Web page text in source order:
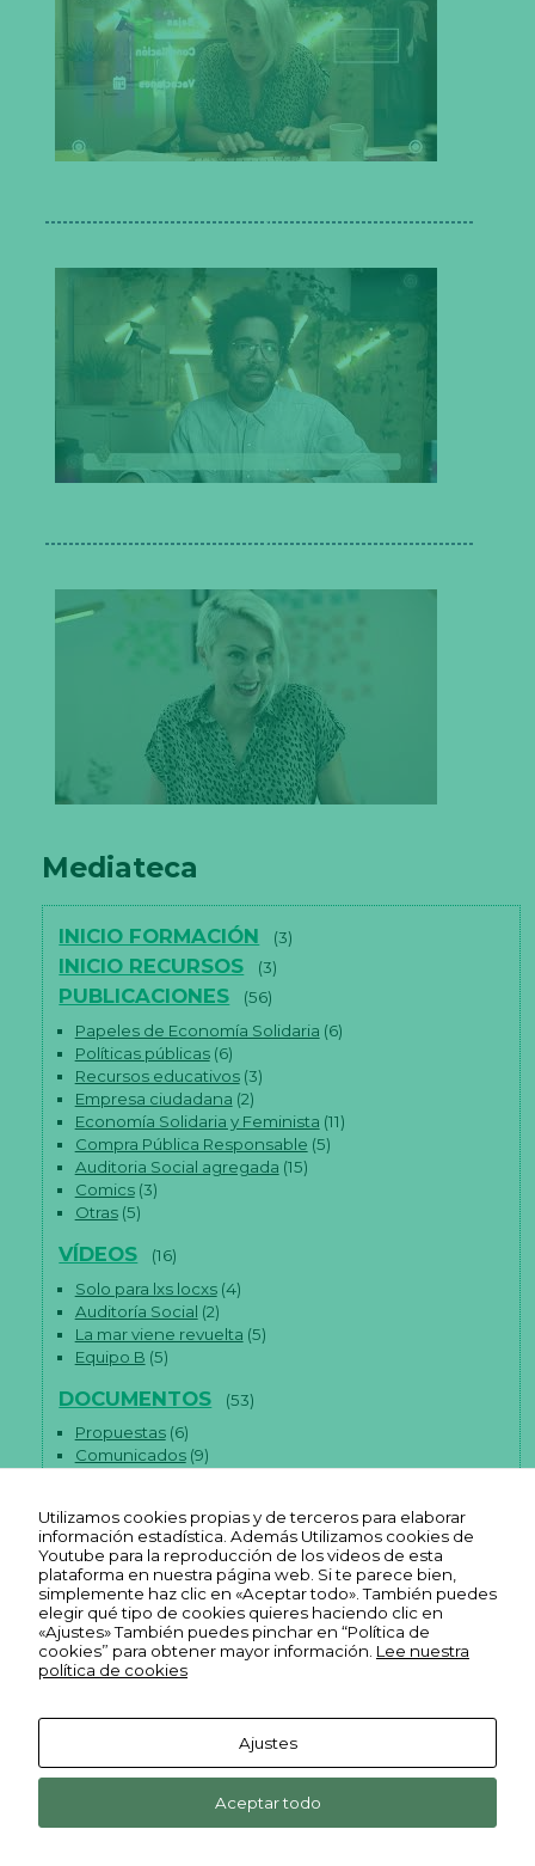
Mediateca
INICIO FORMACIÓN (3)
INICIO RECURSOS (3)
PUBLICACIONES
(56)
Papeles de Economía Solidaria (6)
Políticas públicas(6)
Recursos educativos(3)
Empresa ciudadana (2)
Economía Solidaria y Feminista (11)
Compra Pública Responsable (5)
Auditoria Social agregada (15)
Comics(3)
Otras(5)
VÍDEOS
(16)
Solo para lxs locxs(4)
Auditoría Social (2)
La mar viene revuelta (5)
Equipo B (5)
DOCUMENTOS
(53)
Propuestas(6)
Comunicados(9)
Ekonopolo. Polo de Economía
Social y Solidaria. Harrobia Plaza
4, 2º 48003 Bilbao Bizkaia
Reas
Euskadi
Facebook
Youtube
Euskadi
REAS
Aviso legal
Utilizamos cookies propias y de terceros para elaborar
información estadística. Además Utilizamos cookies de
Youtube para la reproducción de los videos de esta
plataforma en nuestra página web. Si te parece bien,
simplemente haz clic en «Aceptar todo». También puedes
elegir qué tipo de cookies quieres haciendo clic en
«Ajustes» También puedes pinchar en “Política de
cookies” para obtener mayor información. Lee nuestra
política de cookies
Ajustes
Aceptar todo